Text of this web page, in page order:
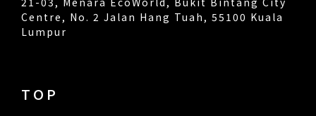
Centre, No. 2 Jalan Hang Tuah, 55100 Kuala
Lumpur
TOP